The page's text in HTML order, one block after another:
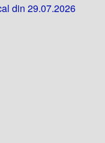
din 29.07.2026